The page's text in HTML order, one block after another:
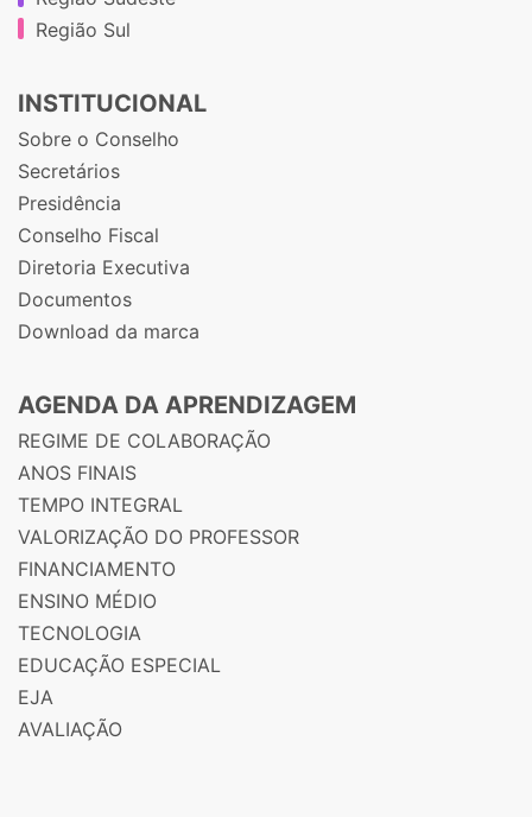
Região Sul
INSTITUCIONAL
Sobre o Conselho
Secretários
Presidência
Conselho Fiscal
Diretoria Executiva
Documentos
Download da marca
AGENDA DA APRENDIZAGEM
REGIME DE COLABORAÇÃO
ANOS FINAIS
TEMPO INTEGRAL
VALORIZAÇÃO DO PROFESSOR
FINANCIAMENTO
ENSINO MÉDIO
TECNOLOGIA
EDUCAÇÃO ESPECIAL
EJA
AVALIAÇÃO